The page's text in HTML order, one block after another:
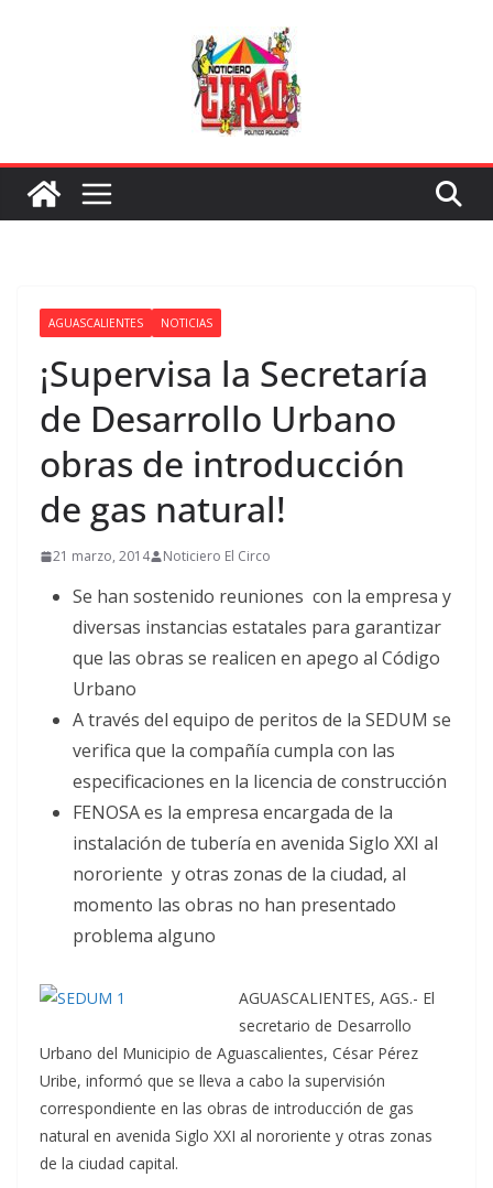
AGUASCALIENTES NOTICIAS
¡Supervisa la Secretaría
de Desarrollo Urbano
obras de introducción
de gas natural!
21 marzo, 2014 Noticiero El Circo
Se han sostenido reuniones con la empresa y
diversas instancias estatales para garantizar
que las obras se realicen en apego al Código
Urbano
A través del equipo de peritos de la SEDUM se
verifica que la compañía cumpla con las
especificaciones en la licencia de construcción
FENOSA es la empresa encargada de la
instalación de tubería en avenida Siglo XXI al
nororiente y otras zonas de la ciudad, al
momento las obras no han presentado
problema alguno
AGUASCALIENTES, AGS.- El
secretario de Desarrollo
Urbano del Municipio de Aguascalientes, César Pérez
Uribe, informó que se lleva a cabo la supervisión
correspondiente en las obras de introducción de gas
natural en avenida Siglo XXI al nororiente y otras zonas
de la ciudad capital.